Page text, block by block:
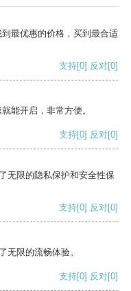
最优惠的价格，买到最合适
支持[0] 反对[0]
能开启，非常方便。
支持[0] 反对[0]
无限的隐私保护和安全性保
支持[0] 反对[0]
无限的流畅体验。
支持[0] 反对[0]